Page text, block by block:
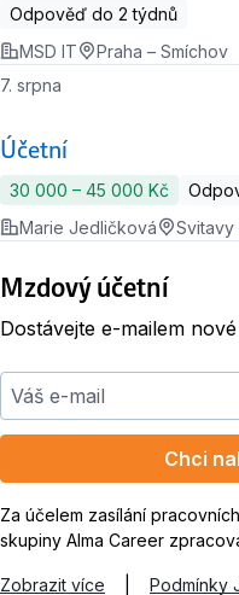
Odpověď do 2 týdnů
MSD IT
Praha – Smíchov
Účetní
7. srpna
30 000 ‍–‍ 45 000 Kč
Marie Jedličková
Svitavy
Mzdový účetní
Dostávejte e-mailem
Váš e-mail
Chci
Za účelem zasílání
skupiny Alma Career
Zobrazit více Podmínky